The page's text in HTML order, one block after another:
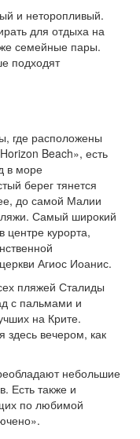
и неторопливый.
для отдыха на
семейные пары.
подходят
где расположены
Beach», есть
в море
берег тянется
до самой Малии
Самый широкий
курорта,
Агиос Иоанис.
пляжей Сталиды
с пальмами и
на Крите.
здесь вечером, как
небольшие
Есть также и
по любимой